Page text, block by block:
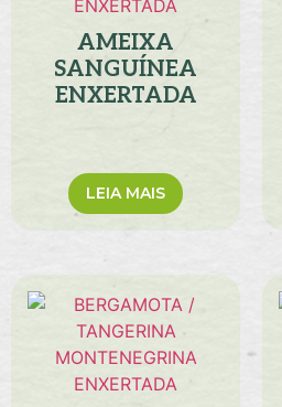
AMEIXA
SANGUÍNEA
ENXERTADA
LEIA MAIS